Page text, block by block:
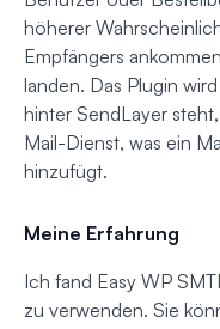
höherer
Empfängers
landen. Das Plugin
hinter SendLayer
Mail-Dienst, was ein
hinzufügt.
Meine Erfahrung
Ich fand Easy WP
zu verwenden. Sie